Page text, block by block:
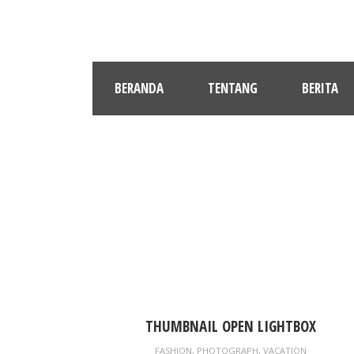
BERANDA TENTANG BERITA
THUMBNAIL OPEN LIGHTBOX
FASHION, PHOTOGRAPH, VACATION